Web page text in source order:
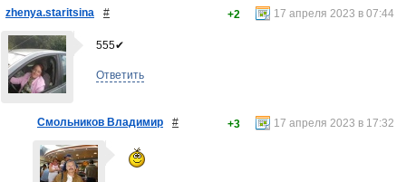
zhenya.staritsina # 17 апреля 2023 в 07:44
+2
555✔
Ответить
Смольников Владимир # 17 апреля 2023 в 17:32
+3